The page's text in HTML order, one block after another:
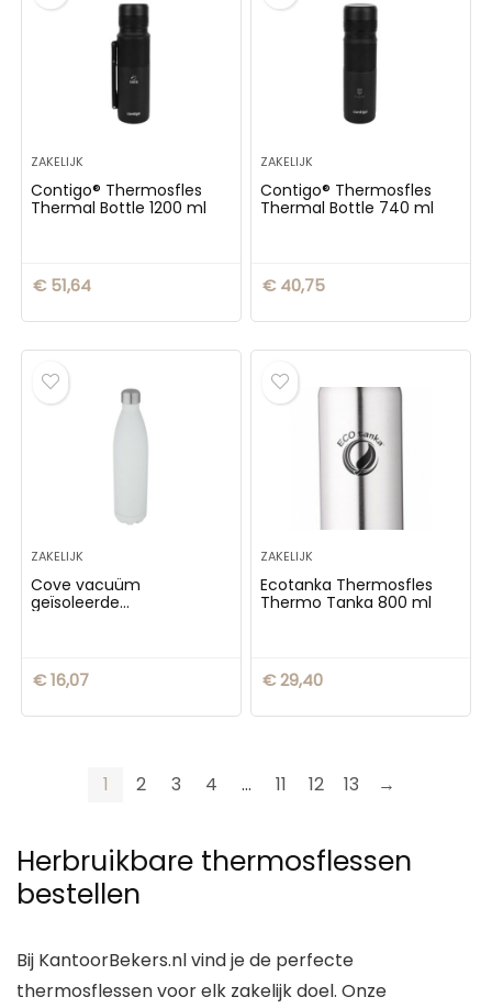
ZAKELIJK
Contigo® Thermosfles
Thermal Bottle 1200 ml
€51,64
ZAKELIJK
Contigo® Thermosfles
Thermal Bottle 740 ml
€40,75
ZAKELIJK
Cove vacuüm
geïsoleerde
€16,07
ZAKELIJK
Ecotanka Thermosfles
Thermo Tanka 800 ml
€29,40
1 2 3 4 … 11 12 13 →
Herbruikbare thermosflessen
bestellen
Bij KantoorBekers.nl vind je de perfecte
thermosflessen voor elk zakelijk doel. Onze